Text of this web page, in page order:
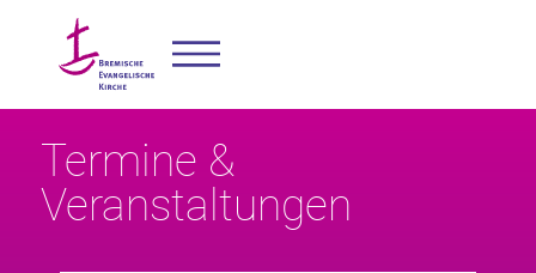
Termine &
Veranstaltungen